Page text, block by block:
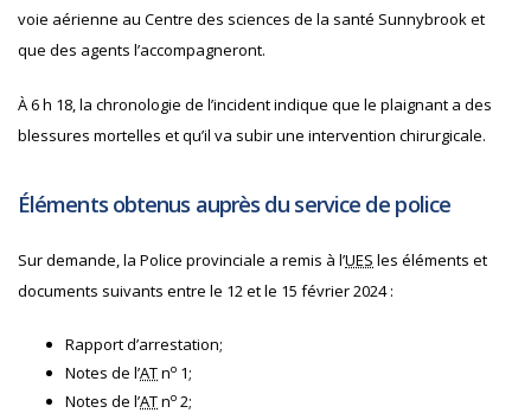
voie aérienne au Centre des sciences de la santé Sunnybrook et
que des agents l’accompagneront.
À 6 h 18, la chronologie de l’incident indique que le plaignant a des
blessures mortelles et qu’il va subir une intervention chirurgicale.
Éléments obtenus auprès du service de police
Sur demande, la Police provinciale a remis à l’UES les éléments et
documents suivants entre le 12 et le 15 février 2024 :
Rapport d’arrestation;
Notes de l’ATno 1;
Notes de l’ATno 2;